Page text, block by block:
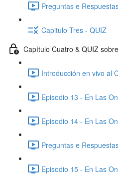
Preguntas e
Capitulo Tres - QUIZ
Capítulo Cuatro & QUIZ
Introducción en vivo al
Episodio 13 - En Las
Episodio 14 - En Las
Preguntas e
Episodio 15 - En Las